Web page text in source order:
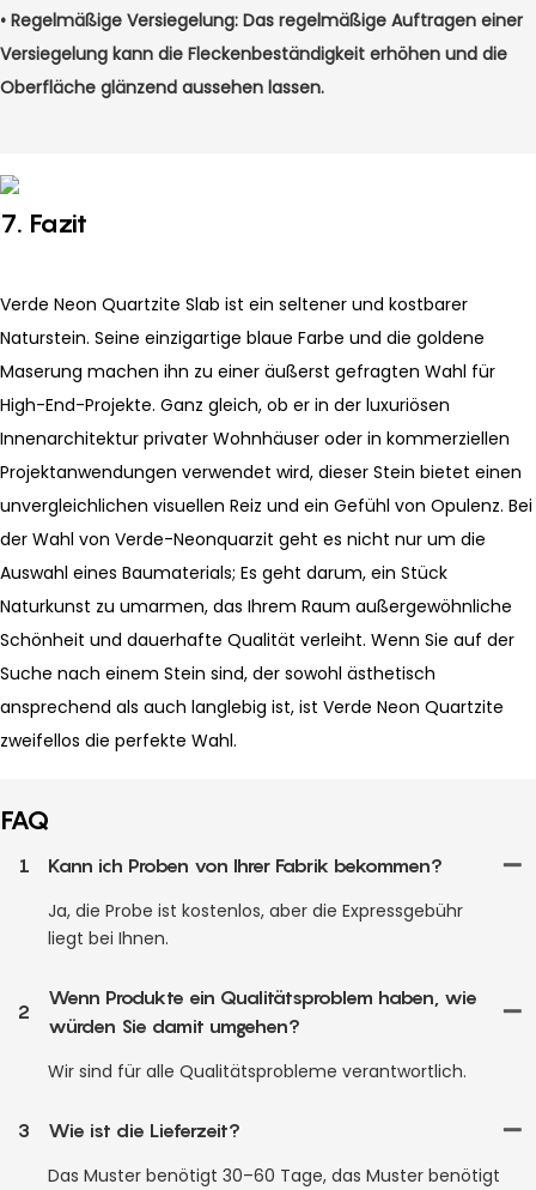
• Regelmäßige Versiegelung: Das regelmäßige Auftragen einer
Versiegelung kann die Fleckenbeständigkeit erhöhen und die
Oberfläche glänzend aussehen lassen.
7. Fazit
Verde Neon Quartzite Slab ist ein seltener und kostbarer
Naturstein. Seine einzigartige blaue Farbe und die goldene
Maserung machen ihn zu einer äußerst gefragten Wahl für
High-End-Projekte. Ganz gleich, ob er in der luxuriösen
Innenarchitektur privater Wohnhäuser oder in kommerziellen
Projektanwendungen verwendet wird, dieser Stein bietet einen
unvergleichlichen visuellen Reiz und ein Gefühl von Opulenz. Bei
der Wahl von Verde-Neonquarzit geht es nicht nur um die
Auswahl eines Baumaterials; Es geht darum, ein Stück
Naturkunst zu umarmen, das Ihrem Raum außergewöhnliche
Schönheit und dauerhafte Qualität verleiht. Wenn Sie auf der
Suche nach einem Stein sind, der sowohl ästhetisch
ansprechend als auch langlebig ist, ist Verde Neon Quartzite
zweifellos die perfekte Wahl.
FAQ
1
Kann ich Proben von Ihrer Fabrik bekommen?
Ja, die Probe ist kostenlos, aber die Expressgebühr
liegt bei Ihnen.
2
Wenn Produkte ein Qualitätsproblem haben, wie
würden Sie damit umgehen?
Wir sind für alle Qualitätsprobleme verantwortlich.
3
Wie ist die Lieferzeit?
Das Muster benötigt 30–60 Tage, das Muster benötigt